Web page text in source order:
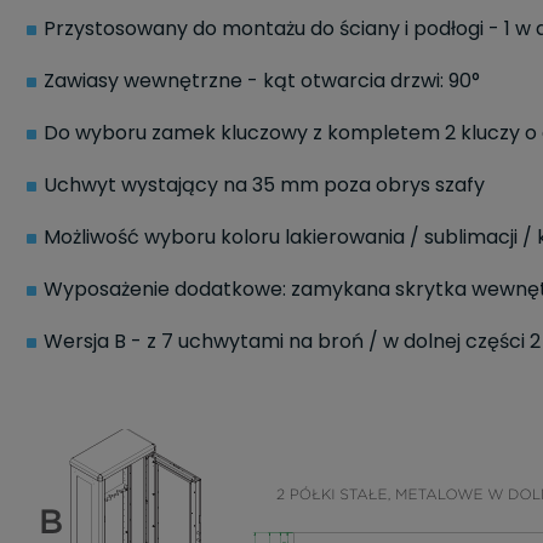
Przystosowany do montażu do ściany i podłogi - 1
Zawiasy wewnętrzne - kąt otwarcia drzwi: 90°
Do wyboru zamek kluczowy z kompletem 2 kluczy
Uchwyt wystający na 35 mm poza obrys szafy
Możliwość wyboru koloru lakierowania / sublimacji
Wyposażenie dodatkowe: zamykana skrytka
Wersja B - z 7 uchwytami na broń / w dolnej części